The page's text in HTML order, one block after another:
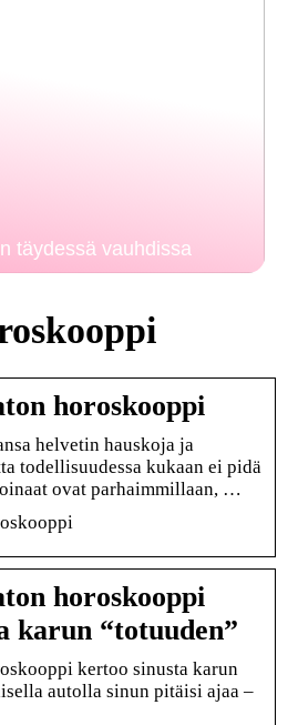
täydessä vauhdissa
horoskooppi
helvetin hauskoja ja
todellisuudessa kukaan ei pidä
ovat parhaimmillaan, …
horoskooppi
karun “totuuden”
kertoo sinusta karun
autolla sinun pitäisi ajaa –